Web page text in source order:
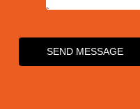
SEND MESSAGE